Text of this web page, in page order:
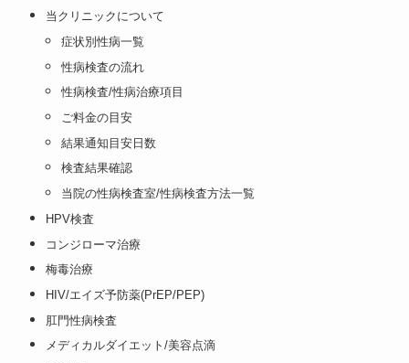
当クリニックについて
症状別性病一覧
性病検査の流れ
性病検査/性病治療項目
ご料金の目安
結果通知目安日数
検査結果確認
当院の性病検査室/性病検査方法一覧
HPV検査
コンジローマ治療
梅毒治療
HIV/エイズ予防薬(PrEP/PEP)
肛門性病検査
メディカルダイエット/美容点滴